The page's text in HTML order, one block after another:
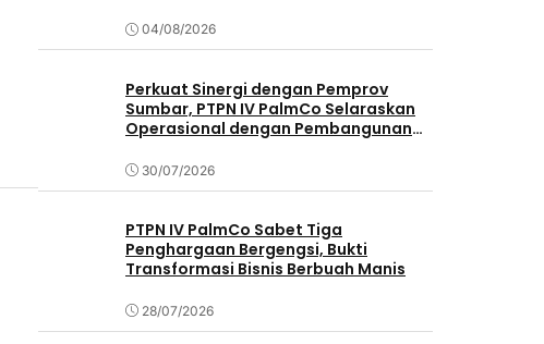
04/08/2026
Perkuat Sinergi dengan Pemprov
Sumbar, PTPN IV PalmCo Selaraskan
Operasional dengan Pembangunan
30/07/2026
PTPN IV PalmCo Sabet Tiga
Penghargaan Bergengsi, Bukti
Transformasi Bisnis Berbuah Manis
28/07/2026